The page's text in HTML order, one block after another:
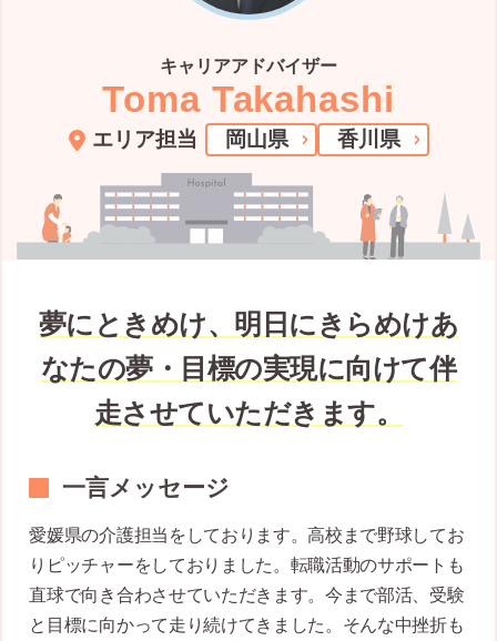
キャリアアドバイザー
Toma Takahashi
エリア担当 岡山県 香川県
夢にときめけ、明日にきらめけあ
なたの夢・目標の実現に向けて伴
走させていただきます。
一言メッセージ
愛媛県の介護担当をしております。高校まで野球してお
りピッチャーをしておりました。転職活動のサポートも
直球で向き合わさせていただきます。今まで部活、受験
と目標に向かって走り続けてきました。そんな中挫折も